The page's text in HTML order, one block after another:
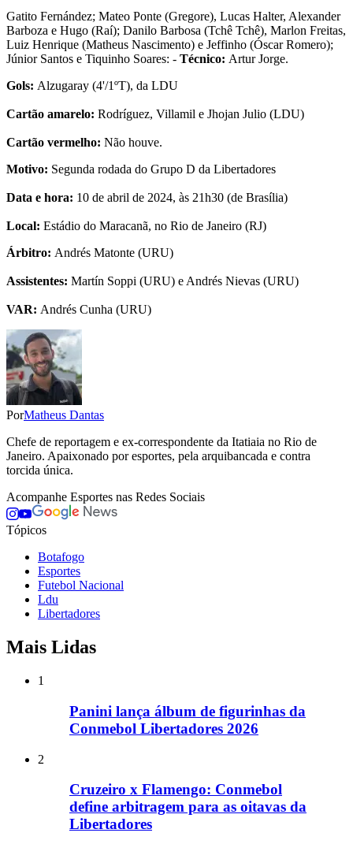
Gatito Fernández; Mateo Ponte (Gregore), Lucas Halter, Alexander
Barboza e Hugo (Raí); Danilo Barbosa (Tchê Tchê), Marlon Freitas,
Luiz Henrique (Matheus Nascimento) e Jeffinho (Óscar Romero);
Júnior Santos e Tiquinho Soares: - Técnico: Artur Jorge.
Gols: Alzugaray (4'/1ºT), da LDU
Cartão amarelo: Rodríguez, Villamil e Jhojan Julio (LDU)
Cartão vermelho: Não houve.
Motivo: Segunda rodada do Grupo D da Libertadores
Data e hora: 10 de abril de 2024, às 21h30 (de Brasília)
Local: Estádio do Maracanã, no Rio de Janeiro (RJ)
Árbitro: Andrés Matonte (URU)
Assistentes: Martín Soppi (URU) e Andrés Nievas (URU)
VAR: Andrés Cunha (URU)
PorMatheus Dantas
Chefe de reportagem e ex-correspondente da Itatiaia no Rio de
Janeiro. Apaixonado por esportes, pela arquibancada e contra
torcida única.
Acompanhe Esportes nas Redes Sociais
Tópicos
Botafogo
Esportes
Futebol Nacional
Ldu
Libertadores
Mais Lidas
1
Panini lança álbum de figurinhas da
Conmebol Libertadores 2026
2
Cruzeiro x Flamengo: Conmebol
define arbitragem para as oitavas da
Libertadores